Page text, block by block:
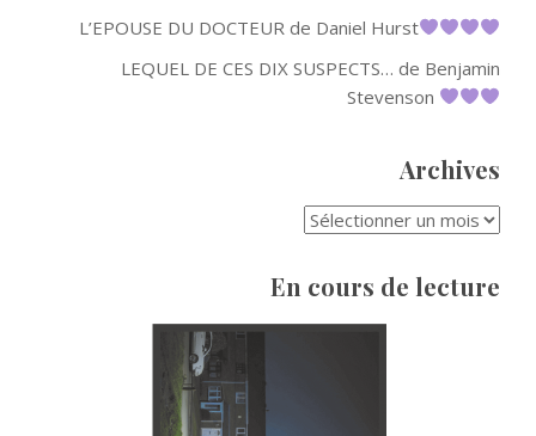
L’EPOUSE DU DOCTEUR de Daniel Hurst
LEQUEL DE CES DIX SUSPECTS… de Benjamin
Stevenson
Archives
En cours de lecture